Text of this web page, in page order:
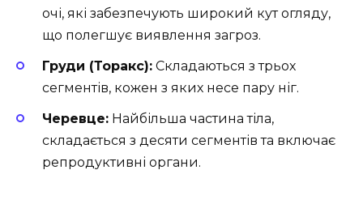
очі, які забезпечують широкий кут огляду,
що полегшує виявлення загроз.
Груди (Торакс): Складаються з трьох
сегментів, кожен з яких несе пару ніг.
Черевце: Найбільша частина тіла,
складається з десяти сегментів та включає
репродуктивні органи.